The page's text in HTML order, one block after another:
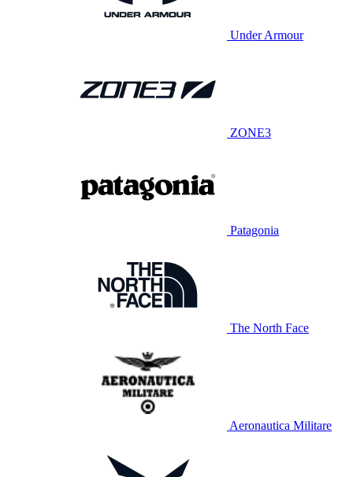
Under Armour
ZONE3
Patagonia
The North Face
Aeronautica Militare